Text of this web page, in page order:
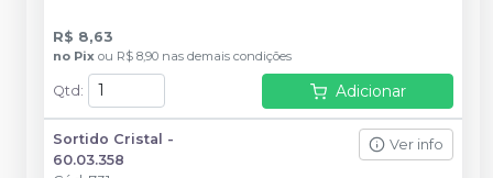
R$ 8,63
no Pix ou R$ 8,90 nas demais condições
Qtd : Adicionar
Sortido Cristal -
60.03.358
Ver info